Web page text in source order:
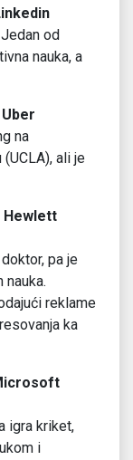
od
nauka, a
na
ali je
Hewlett
pa je
reklame
ka
igra kriket,
i